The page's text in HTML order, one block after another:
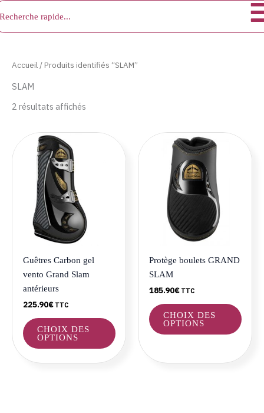
au
contenu
Accueil / Produits identifiés “SLAM”
SLAM
2 résultats affichés
Guêtres Carbon gel
vento Grand Slam
antérieurs
225.90€ TTC
CHOIX DES
OPTIONS
Ce
produit
produit
Protège boulets GRAND
SLAM
185.90€ TTC
CHOIX DES
OPTIONS
Ce
du